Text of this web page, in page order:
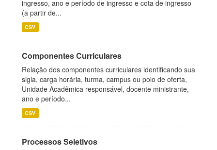
ingresso, ano e período de ingresso e cota de ingresso
(a partir de...
CSV
Componentes Curriculares
Relação dos componentes curriculares identificando sua
sigla, carga horária, turma, campus ou polo de oferta,
Unidade Acadêmica responsável, docente ministrante,
ano e período...
CSV
Processos Seletivos